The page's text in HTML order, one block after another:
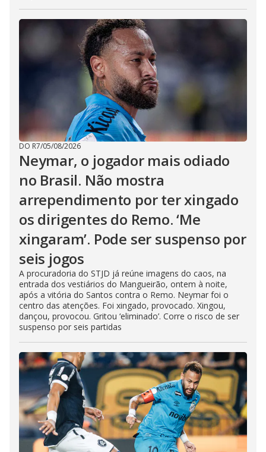
DO R7/05/08/2026
Neymar, o jogador mais odiado
no Brasil. Não mostra
arrependimento por ter xingado
os dirigentes do Remo. ‘Me
xingaram’. Pode ser suspenso por
seis jogos
A procuradoria do STJD já reúne imagens do caos, na
entrada dos vestiários do Mangueirão, ontem à noite,
após a vitória do Santos contra o Remo. Neymar foi o
centro das atenções. Foi xingado, provocado. Xingou,
dançou, provocou. Gritou ‘eliminado’. Corre o risco de ser
suspenso por seis partidas